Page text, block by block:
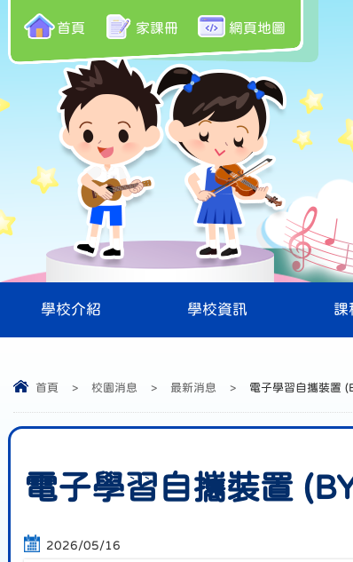
首頁 家課冊 網頁地圖
學校介紹 學校資訊 課
首頁 > 校園消息 > 最新消息 > 電子學習自攜裝置
電子學習自攜裝置
2026/05/16